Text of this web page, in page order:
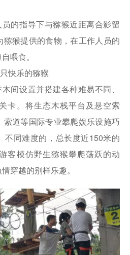
的指导下与猕猴近距离合影留
猴提供的食物，在工作人员的
喂食。
快乐的猕猴
间设置并搭建各种难易不同、
卡。将生态木栈平台及悬空索
道等国际专业攀爬娱乐设施巧
不同难度的，总长度近150米的
客模仿野生猕猴攀爬荡跃的动
穿越的别样乐趣。